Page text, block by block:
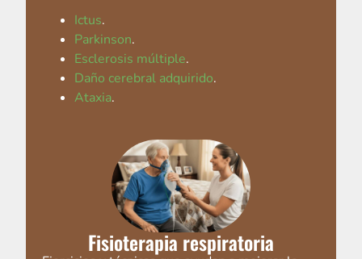
Ictus.
Parkinson.
Esclerosis múltiple.
Daño cerebral adquirido.
Ataxia.
Fisioterapia respiratoria